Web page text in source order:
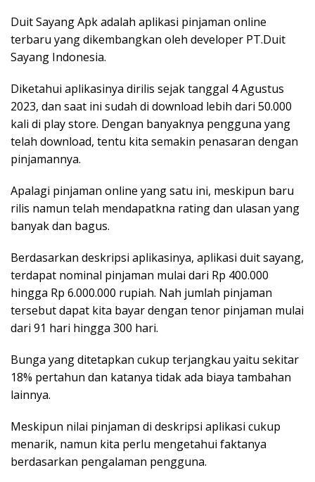
Duit Sayang Apk adalah aplikasi pinjaman online
terbaru yang dikembangkan oleh developer PT.Duit
Sayang Indonesia.
Diketahui aplikasinya dirilis sejak tanggal 4 Agustus
2023, dan saat ini sudah di download lebih dari 50.000
kali di play store. Dengan banyaknya pengguna yang
telah download, tentu kita semakin penasaran dengan
pinjamannya.
Apalagi pinjaman online yang satu ini, meskipun baru
rilis namun telah mendapatkna rating dan ulasan yang
banyak dan bagus.
Berdasarkan deskripsi aplikasinya, aplikasi duit sayang,
terdapat nominal pinjaman mulai dari Rp 400.000
hingga Rp 6.000.000 rupiah. Nah jumlah pinjaman
tersebut dapat kita bayar dengan tenor pinjaman mulai
dari 91 hari hingga 300 hari.
Bunga yang ditetapkan cukup terjangkau yaitu sekitar
18% pertahun dan katanya tidak ada biaya tambahan
lainnya.
Meskipun nilai pinjaman di deskripsi aplikasi cukup
menarik, namun kita perlu mengetahui faktanya
berdasarkan pengalaman pengguna.